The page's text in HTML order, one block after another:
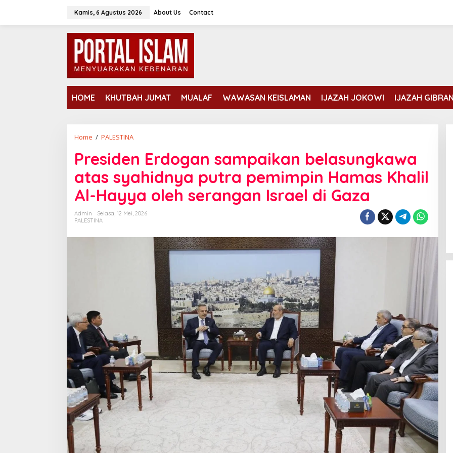
konten
Kamis, 6 Agustus 2026 About Us Contact
HOME KHUTBAH JUMAT MUALAF WAWASAN KEISLAMAN IJAZAH JOKOWI IJAZAH GIBRAN
Home / PALESTINAPresiden
sampaikan
belasungkawa
atas
syahidnya
putra
pemimpin
Hamas
Al-
serangan
Presiden Erdogan sampaikan belasungkawa
atas syahidnya putra pemimpin Hamas Khalil
Al-Hayya oleh serangan Israel di Gaza
Admin
Selasa, 12 Mei, 2026
PALESTINA
Erdogan dan Mohammed bin
Salman membahas kondisi Gaza
Rabu, 5 Agustus, 2026